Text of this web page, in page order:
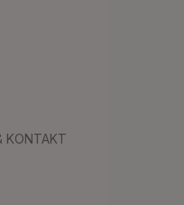
KONTAKT